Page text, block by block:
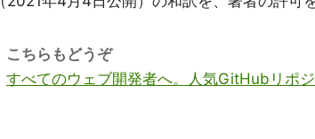
こちらもどうぞ
すべてのウェブ開発者へ。人気GitHubリポ